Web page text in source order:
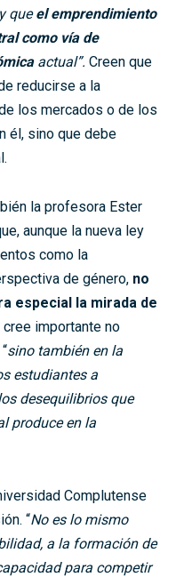
queel emprendimiento
como vía de
actual”. Creen que
reducirse a la
los mercados o de los
él, sino que debe
la profesora Ester
aunque la nueva ley
como la
de género, no
especial la mirada de
cree importante no
sino también en la
estudiantes a
desequilibrios que
produce en la
Complutense
“No es lo mismo
a la formación de
para competir